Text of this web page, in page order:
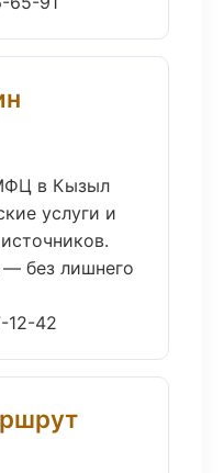
в Кызыл
услуги и
без лишнего
12-42